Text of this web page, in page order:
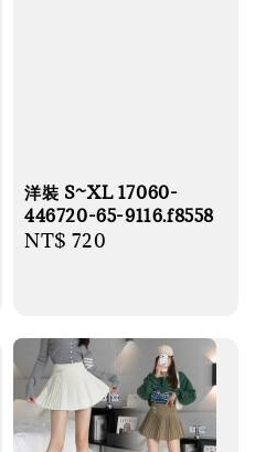
洋裝 S~XL 17060-
446720-65-9116.f8558
Regular
NT$ 720